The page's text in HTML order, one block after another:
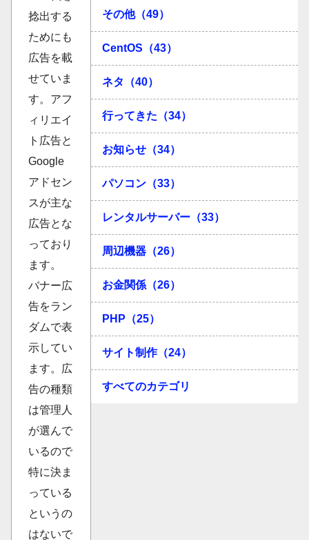
捻出する
ためにも
広告を載
せていま
す。アフ
ィリエイ
ト広告と
Google
アドセン
スが主な
広告とな
っており
ます。
バナー広
告をラン
ダムで表
示してい
ます。広
告の種類
は管理人
が選んで
いるので
特に決ま
っている
というの
はないで
その他（49）
CentOS（43）
ネタ（40）
行ってきた（34）
お知らせ（34）
パソコン（33）
レンタルサーバー（33）
周辺機器（26）
お金関係（26）
PHP（25）
サイト制作（24）
すべてのカテゴリ